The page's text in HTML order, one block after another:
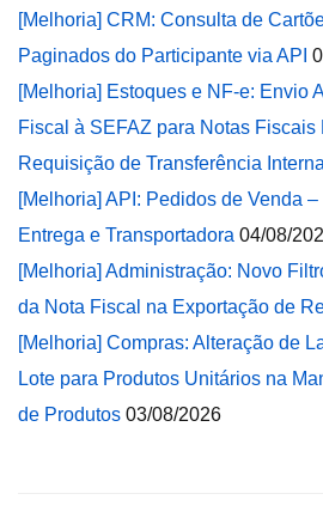
[Melhoria] CRM: Consulta de
Paginados do Participante via API
[Melhoria] Estoques e NF-e: Envio
Fiscal à SEFAZ para Notas Fiscais
Requisição de Transferência Interna
[Melhoria] API: Pedidos de Venda
Entrega e Transportadora 04/08/
[Melhoria] Administração: Novo
da Nota Fiscal na Exportação de
[Melhoria] Compras: Alteração de
Lote para Produtos Unitários na
de Produtos 03/08/2026